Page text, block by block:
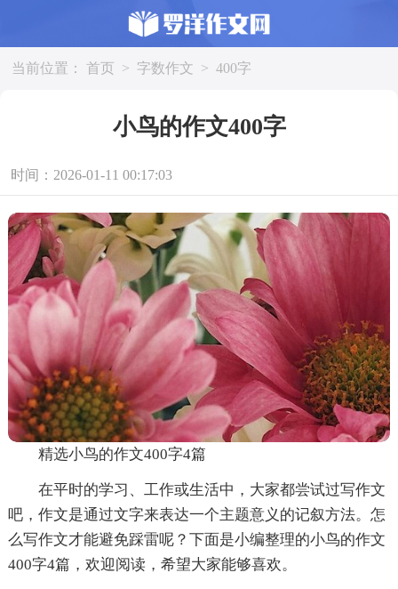
当前位置： 首页 > 字数作文 > 400字
小鸟的作文400字
时间：2026-01-11 00:17:03
精选小鸟的作文400字4篇
在平时的学习、工作或生活中，大家都尝试过写作文
吧，作文是通过文字来表达一个主题意义的记叙方法。怎
么写作文才能避免踩雷呢？下面是小编整理的小鸟的作文
400字4篇，欢迎阅读，希望大家能够喜欢。